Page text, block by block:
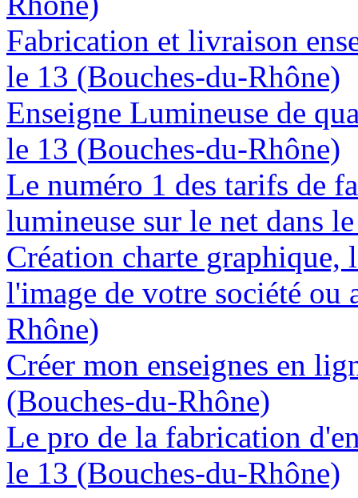
Fabrication et livraison
le 13 (Bouches-du-Rhône)
Enseigne Lumineuse de
le 13 (Bouches-du-Rhône)
Le numéro 1 des tarifs de
lumineuse sur le net dans
Création charte graphique,
l'image de votre société ou
Rhône)
Créer mon enseignes en
(Bouches-du-Rhône)
Le pro de la fabrication
le 13 (Bouches-du-Rhône)